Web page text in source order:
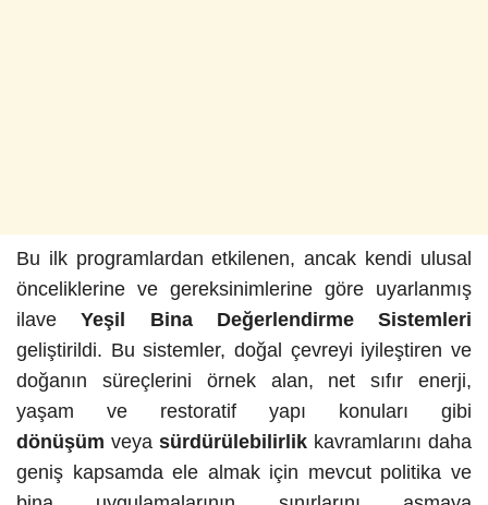
Bu ilk programlardan etkilenen, ancak kendi ulusal
önceliklerine ve gereksinimlerine göre uyarlanmış
ilaveYeşil Bina Değerlendirme Sistemleri
geliştirildi. Bu sistemler, doğal çevreyi iyileştiren ve
doğanın süreçlerini örnek alan, net sıfır enerji,
yaşam ve restoratif yapı konuları gibi
dönüşüm veya sürdürülebilirlik kavramlarını daha
geniş kapsamda ele almak için mevcut politika ve